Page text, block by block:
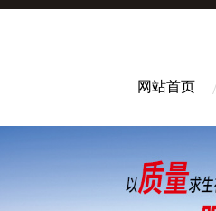
网站首页